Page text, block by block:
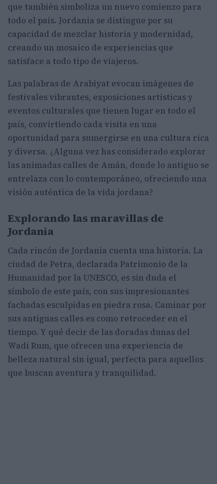
que también simboliza un nuevo comienzo para
todo el país. Jordania se distingue por su
capacidad de mezclar historia y modernidad,
creando un mosaico de experiencias que
satisface a todo tipo de viajeros.
Las palabras de Arabiyat evocan imágenes de
festivales vibrantes, exposiciones artísticas y
eventos culturales que tienen lugar en todo el
país, convirtiendo cada visita en una
oportunidad para sumergirse en una cultura rica
y diversa. ¿Alguna vez has considerado explorar
las animadas calles de Amán, donde lo antiguo se
entrelaza con lo contemporáneo, ofreciendo una
visión auténtica de la vida jordana?
Explorando las maravillas de
Jordania
Cada rincón de Jordania cuenta una historia. La
ciudad de Petra, declarada Patrimonio de la
Humanidad por la UNESCO, es sin duda el
símbolo de este país, con sus impresionantes
fachadas esculpidas en piedra rosa. Caminar por
sus antiguas calles es como retroceder en el
tiempo. Y qué decir de las doradas dunas del
Wadi Rum, que ofrecen una experiencia de
belleza natural sin igual, perfecta para aquellos
que buscan aventura y tranquilidad.